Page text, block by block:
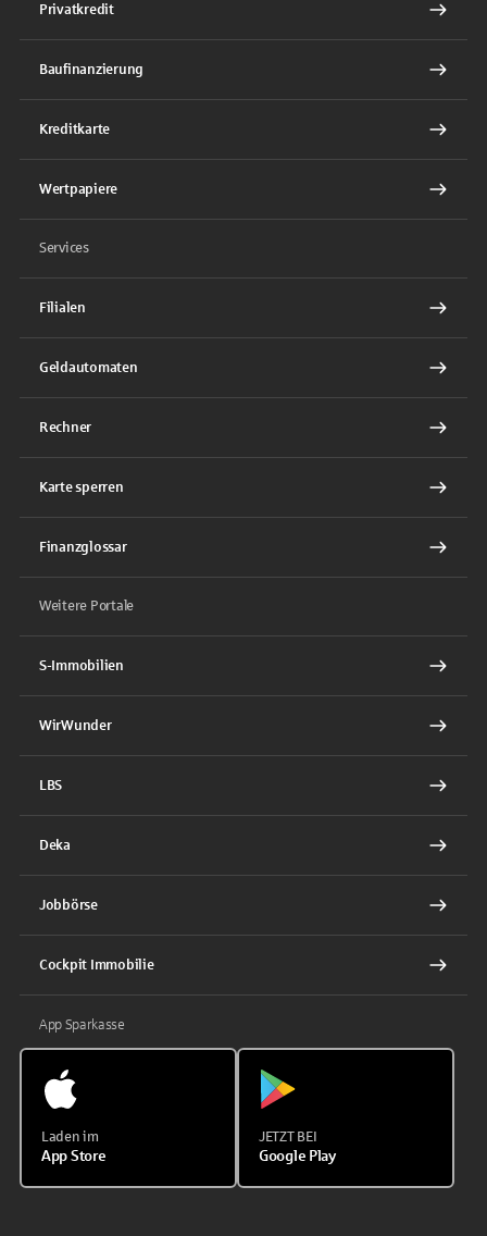
Privatkredit
Baufinanzierung
Kreditkarte
Wertpapiere
Services
Filialen
Geldautomaten
Rechner
Karte sperren
Finanzglossar
Weitere Portale
S-Immobilien
WirWunder
LBS
Deka
Jobbörse
Cockpit Immobilie
App Sparkasse
Laden im
App Store
JETZT BEI
Google Play